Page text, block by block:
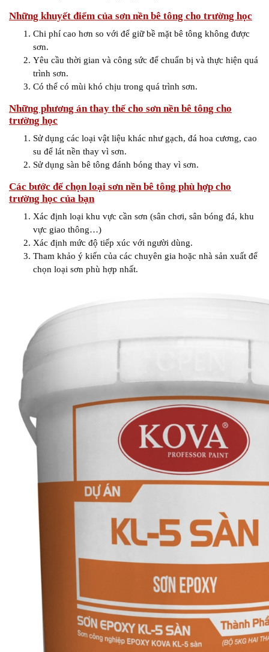
Những khuyết điểm của sơn nền bê tông cho trường học
Chi phí cao hơn so với để giữ bề mặt bê tông không được
sơn.
Yêu cầu thời gian và công sức để chuẩn bị và thực hiện quá
trình sơn.
Có thể có mùi khó chịu trong quá trình sơn.
Những phương án thay thế cho sơn nền bê tông cho
trường học
Sử dụng các loại vật liệu khác như gạch, đá hoa cương, cao
su để lát nền thay vì sơn.
Sử dụng sàn bê tông đánh bóng thay vì sơn.
Các bước để chọn loại sơn nền bê tông phù hợp cho
trường học của bạn
Xác định loại khu vực cần sơn (sân chơi, sân bóng đá, khu
vực giao thông…)
Xác định mức độ tiếp xúc với người dùng.
Tham khảo ý kiến của các chuyên gia hoặc nhà sản xuất để
chọn loại sơn phù hợp nhất.